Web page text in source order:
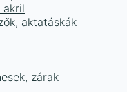
akril
aktatáskák
zárak